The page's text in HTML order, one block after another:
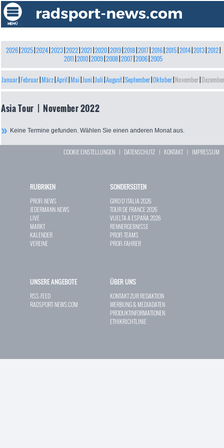
2026| 2025| 2024| 2023| 2022| 2021 2020| 2019| 2018| 2017| 2016| 2015| 2014| 2013| 2012|
2011 2010| 2009| 2008| 2007| 2006| 2005
Januar Februar März April Mai Juni Juli August September Oktober November Dezember
Asia Tour | November 2022
Keine Termine gefunden. Wählen Sie einen anderen Monat aus.
COOKIE EINSTELLUNGEN | DATENSCHUTZ | KONTAKT| IMPRESSUM
RUBRIKEN
PROFI-NEWS
JEDERMANN-NEWS
LIVE
MARKT
KALENDER
VEREINE
SONDERSEITEN
GIRO D`ITALIA 2026
TOUR DE FRANCE 2026
VUELTA A ESPAÑA 2026
RENNERGEBNISSE
PROFI-TEAMS
PROFI-FAHRER
UNSERE ANGEBOTE
RSS-FEED
RADSPORT-NEWS.COM
ÜBER UNS
KONTAKT ZUR REDAKTION
WERBUNG & MEDIADATEN
PRODUKTINFORMATIONEN
ETHIKRICHTLINIE